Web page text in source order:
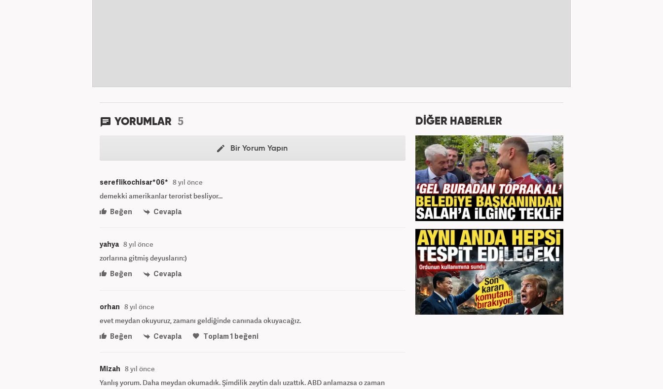
YORUMLAR 5
Bir Yorum Yapın
sereflikochisar*06* 8 yıl önce
demekki amerikanlar terorist besliyor...
Beğen
Cevapla
yahya 8 yıl önce
zorlarına gitmiş deyusların:)
Beğen
Cevapla
orhan 8 yıl önce
evet meydan okuyuruz, zamanı geldiğinde canınada okuyacağız.
Beğen
Cevapla Toplam1 beğeni
Mizah 8 yıl önce
Yanlış yorum. Daha meydan okumadık. Şimdilik zeytin dalı uzattık. ABD anlamazsa o zaman
DİĞER HABERLER